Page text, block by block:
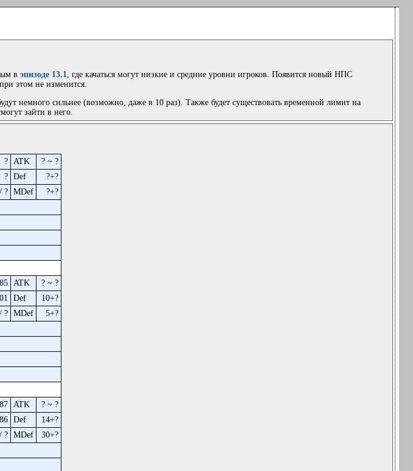
в эпизоде 13.1, где качаться могут низкие и средние уровни игроков. Появится новый НПС
этом не изменится.
немного сильнее (возможно, даже в 10 раз). Также будет существовать временной лимит на
зайти в него.
? ATK ? ~ ?
? Def
?+?
? MDef
?+?
85 ATK ? ~ ?
Def
10+?
? MDef
5+?
87 ATK ? ~ ?
Def
14+?
? MDef
30+?